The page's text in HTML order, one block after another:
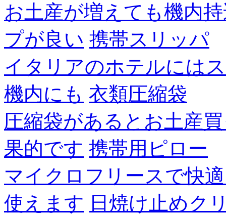
お土産が増えても機内
プが良い 携帯スリッパ
イタリアのホテルには
機内にも 衣類圧縮袋
圧縮袋があるとお土産
果的です 携帯用ピロー
マイクロフリースで快
使えます 日焼け止めク